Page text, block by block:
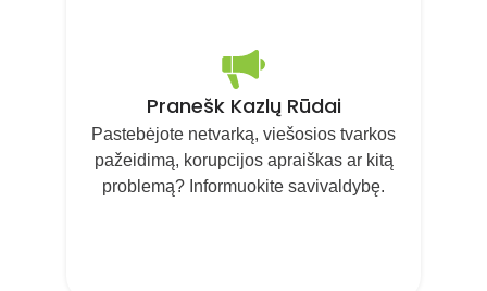
Pranešk Kazlų Rūdai
Pastebėjote netvarką, viešosios tvarkos
pažeidimą, korupcijos apraiškas ar kitą
problemą? Informuokite savivaldybę.